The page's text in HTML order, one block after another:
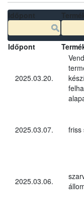
Időpont
2025.03.20.
2025.03.07. friss
2025.03.06.